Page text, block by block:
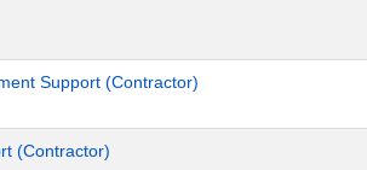
Support (Contractor)
(Contractor)